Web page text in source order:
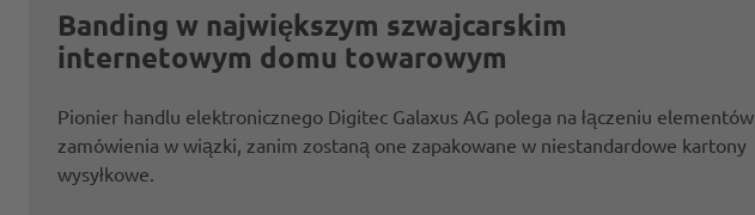
Banding w największym szwajcarskim
internetowym domu towarowym
Pionier handlu elektronicznego Digitec Galaxus AG polega na łączeniu elementów
zamówienia w wiązki, zanim zostaną one zapakowane w niestandardowe kartony
wysyłkowe.